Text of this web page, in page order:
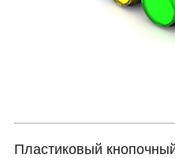
Пластиковый